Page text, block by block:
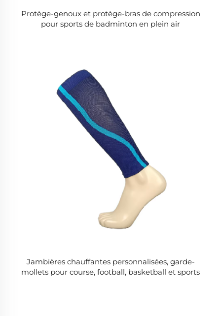
Protège-genoux et protège-bras de compression
pour sports de badminton en plein air
Jambières chauffantes personnalisées, garde-
mollets pour course, football, basketball et sports